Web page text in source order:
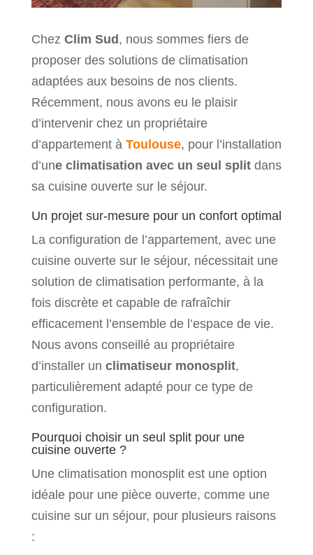
Chez Clim Sud, nous sommes fiers de
proposer des solutions de climatisation
adaptées aux besoins de nos clients.
Récemment, nous avons eu le plaisir
d’intervenir chez un propriétaire
d’appartement à Toulouse, pour l’installation
d’une climatisation avec un seul splitdans
sa cuisine ouverte sur le séjour.
Un projet sur-mesure pour un confort optimal
La configuration de l’appartement, avec une
cuisine ouverte sur le séjour, nécessitait une
solution de climatisation performante, à la
fois discrète et capable de rafraîchir
efficacement l’ensemble de l’espace de vie.
Nous avons conseillé au propriétaire
d’installer un climatiseur monosplit,
particulièrement adapté pour ce type de
configuration.
Pourquoi choisir un seul split pour une
cuisine ouverte ?
Une climatisation monosplit est une option
idéale pour une pièce ouverte, comme une
cuisine sur un séjour, pour plusieurs raisons
: